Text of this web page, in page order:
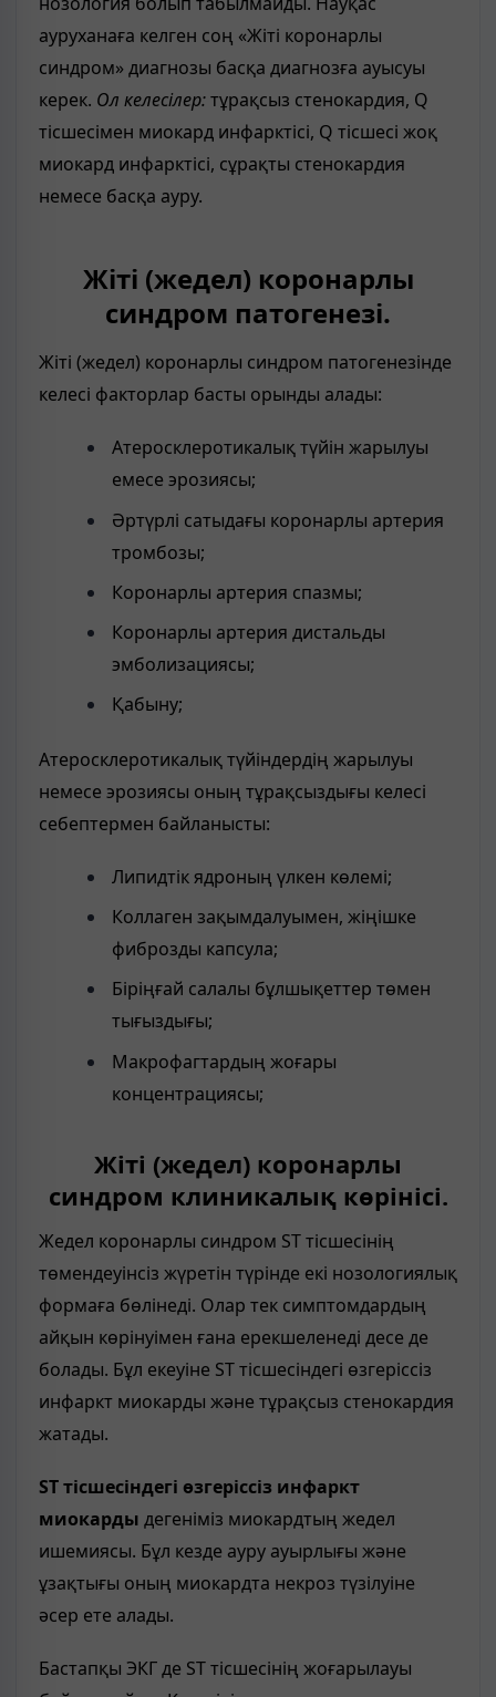
ауруханаға келген соң «Жіті коронарлы
синдром» диагнозы басқа диагнозға ауысуы
керек. Ол келесілер:тұрақсыз стенокардия, Q
тісшесімен миокард инфарктісі, Q тісшесі жоқ
миокард инфарктісі, сұрақты стенокардия
немесе басқа ауру.
Жіті (жедел) коронарлы
синдром патогенезі.
Жіті (жедел) коронарлы синдром патогенезінде
келесі факторлар басты орынды алады:
Атеросклеротикалық түйін жарылуы
емесе эрозиясы;
Әртүрлі сатыдағы коронарлы артерия
тромбозы;
Коронарлы артерия спазмы;
Коронарлы артерия дистальды
эмболизациясы;
Қабыну;
Атеросклеротикалық түйіндердің жарылуы
немесе эрозиясы оның тұрақсыздығы келесі
себептермен байланысты:
Липидтік ядроның үлкен көлемі;
Коллаген зақымдалуымен, жіңішке
фиброзды капсула;
Біріңғай салалы бұлшықеттер төмен
тығыздығы;
Макрофагтардың жоғары
концентрациясы;
Жіті (жедел) коронарлы
синдром клиникалық көрінісі.
Жедел коронарлы синдром ST тісшесінің
төмендеуінсіз жүретін түрінде екі нозологиялық
формаға бөлінеді. Олар тек симптомдардың
айқын көрінуімен ғана ерекшеленеді десе де
болады. Бұл екеуіне ST тісшесіндегі өзгеріссіз
инфаркт миокарды және тұрақсыз стенокардия
жатады.
ST тісшесіндегі өзгеріссіз инфаркт
миокарды дегеніміз миокардтың жедел
ишемиясы. Бұл кезде ауру ауырлығы және
ұзақтығы оның миокардта некроз түзілуіне
әсер ете алады.
Бастапқы ЭКГ де ST тісшесінің жоғарылауы